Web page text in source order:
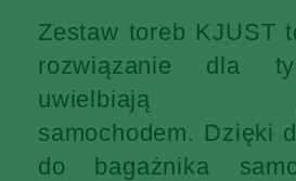
Zestaw toreb KJUST
rozwiązanie dla
uwielbiają
samochodem. Dzięki
do bagażnika